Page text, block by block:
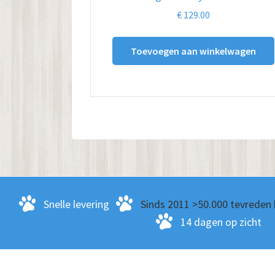
€ 129.00
Toevoegen aan winkelwagen
Snelle levering Sinds 2011 >50.000
14 dagen op zicht